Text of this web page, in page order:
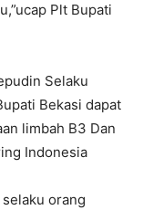
Plt Bupati
Selaku
Bekasi dapat
limbah B3 Dan
Indonesia
orang